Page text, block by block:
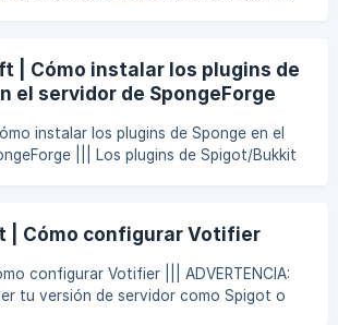
encuentra el plugin en el instalador de
panel > archivos > carpeta de plugins >
desde allí y elimínelo. Una vez hecho
reinicie su servidor y debería ser elimin
| Cómo instalar los plugins de
el servidor de SpongeForge
instalar los plugins de Sponge en el
||| Los plugins de Spigot/Bukkit
Sponge Forge Ve y descarga el Plugin
en este sitio Sponge Plugins Asegúrate
el Plugin de Sponge que has
| Cómo configurar Votifier
configurar Votifier ||| ADVERTENCIA:
tu versión de servidor como Spigot o